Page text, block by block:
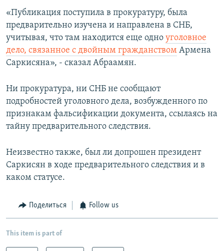
«Публикация поступила в прокуратуру, была
предварительно изучена и направлена в СНБ,
учитывая, что там находится еще одно уголовное
дело, связанное с двойным гражданством Армена
Саркисяна», - сказал Абраамян.
Ни прокуратура, ни СНБ не сообщают
подробностей уголовного дела, возбужденного по
признакам фальсификации документа, ссылаясь на
тайну предварительного следствия.
Неизвестно также, был ли допрошен президент
Саркисян в ходе предварительного следствия и в
каком статусе.
Поделиться Follow us
This item is part of